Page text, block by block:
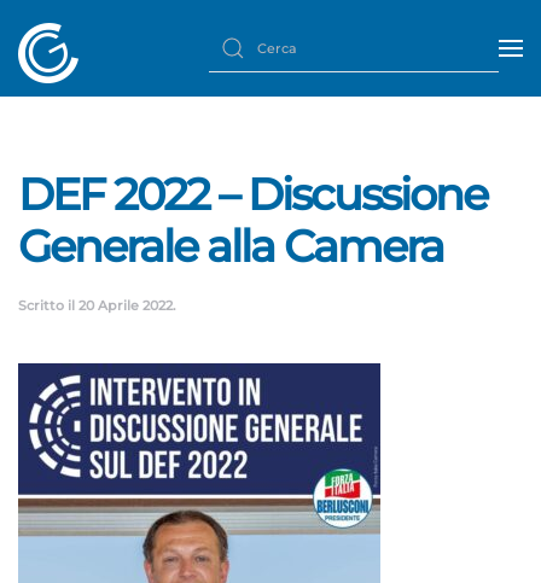
DEF 2022 – Discussione
Generale alla Camera
Scritto il 20 Aprile 2022.